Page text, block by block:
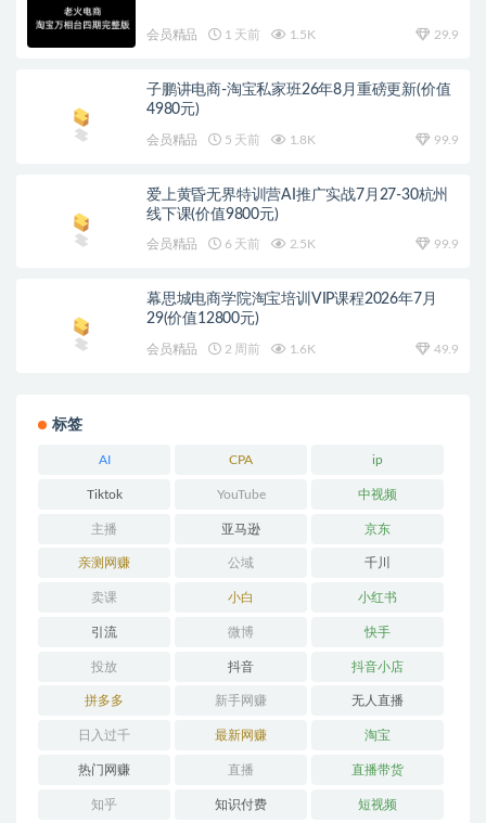
会员精品 1 天前 1.5K 29.9
子鹏讲电商-淘宝私家班26年8月重磅更新(价值
4980元)
会员精品 5 天前 1.8K 99.9
爱上黄昏无界特训营AI推广实战7月27-30杭州
线下课(价值9800元)
会员精品 6 天前 2.5K 99.9
幕思城电商学院淘宝培训VIP课程2026年7月
29(价值12800元)
会员精品 2 周前 1.6K 49.9
标签
AI CPA ip
Tiktok YouTube 中视频
主播 亚马逊 京东
亲测网赚 公域 千川
卖课 小白 小红书
引流 微博 快手
投放 抖音 抖音小店
拼多多 新手网赚 无人直播
日入过千 最新网赚 淘宝
热门网赚 直播 直播带货
知乎 知识付费 短视频